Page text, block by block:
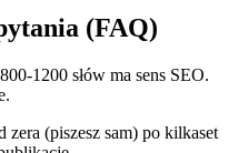
(FAQ)
1200 słów ma sens SEO.
zera (piszesz sam) po kilkaset